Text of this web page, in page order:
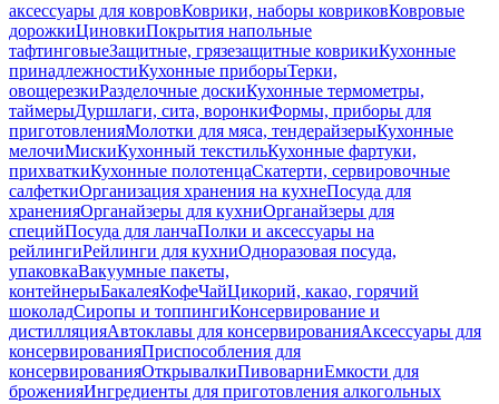
аксессуары для ковровКоврики, наборы ковриковКовровые
дорожкиЦиновкиПокрытия напольные
тафтинговыеЗащитные, грязезащитные коврикиКухонные
принадлежностиКухонные приборыТерки,
овощерезкиРазделочные доскиКухонные термометры,
таймерыДуршлаги, сита, воронкиФормы, приборы для
приготовленияМолотки для мяса, тендерайзерыКухонные
мелочиМискиКухонный текстильКухонные фартуки,
прихваткиКухонные полотенцаСкатерти, сервировочные
салфеткиОрганизация хранения на кухнеПосуда для
храненияОрганайзеры для кухниОрганайзеры для
специйПосуда для ланчаПолки и аксессуары на
рейлингиРейлинги для кухниОдноразовая посуда,
упаковкаВакуумные пакеты,
контейнерыБакалеяКофеЧайЦикорий, какао, горячий
шоколадСиропы и топпингиКонсервирование и
дистилляцияАвтоклавы для консервированияАксессуары для
консервированияПриспособления для
консервированияОткрывалкиПивоварниЕмкости для
броженияИнгредиенты для приготовления алкогольных